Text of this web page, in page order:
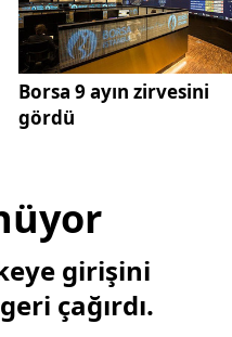
Borsa 9 ayın zirvesini
gördü
girişini
çağırdı.